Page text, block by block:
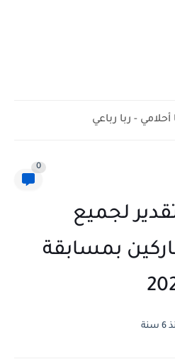
أحلامي - ربا رباعي
0
لجميع
بمسابقة